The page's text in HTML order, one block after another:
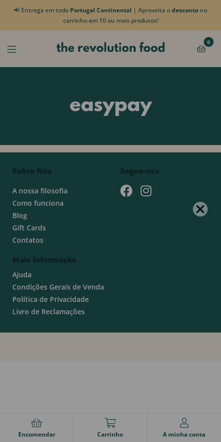
📢 Entrega em todo Portugal Continental | Aproveita odesconto no
carrinho em 10 ou mais produtos!
0
easypay
Sobre Nós
A nossa filosofia
Como funciona
Blog
Gift Cards
Contatos
Mais Informação
Ajuda
Condições Gerais de Venda
Política de Privacidade
Livro de Reclamações
Segue-nos
Encomendar Carrinho A minha conta